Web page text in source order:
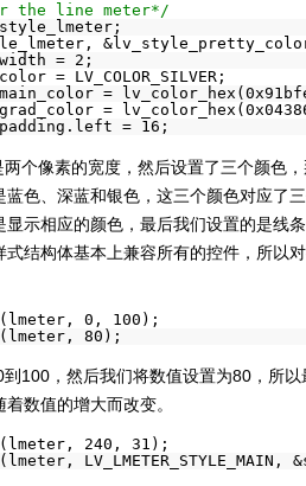
the line meter*/
= 2;
= LV_COLOR_SILVER;
=
=
色、深蓝和银色，这三个颜色对应了
示相应的颜色，最后我们设置的是线
结构体基本上兼容所有的控件，所以
0,
80);
数值的增大而改变。
240,
LV_LMETER_STYLE_MAIN,